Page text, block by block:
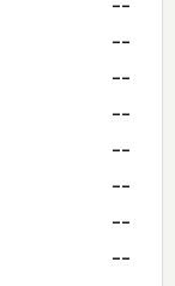
--
--
--
--
--
--
--